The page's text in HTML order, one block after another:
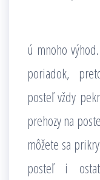
ú mnoho
poriadok,
posteľ vždy
prehozy na
môžete sa
posteľ i